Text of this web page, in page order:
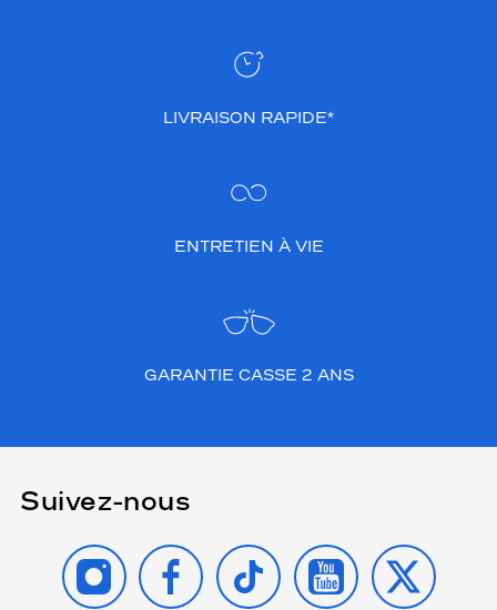
LIVRAISON RAPIDE*
ENTRETIEN À VIE
GARANTIE CASSE 2 ANS
Suivez-nous
INSTAGRAMFACEBOOK
TIKTOK YOUTUBE
X